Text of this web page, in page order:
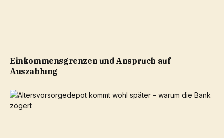
Einkommensgrenzen und Anspruch auf
Auszahlung